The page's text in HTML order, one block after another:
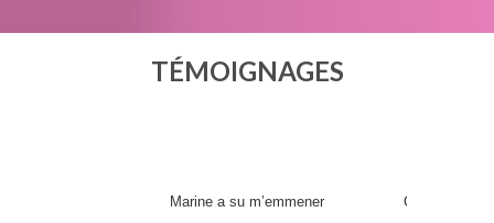
TÉMOIGNAGES
Marine a su m’emmener
Cela ne